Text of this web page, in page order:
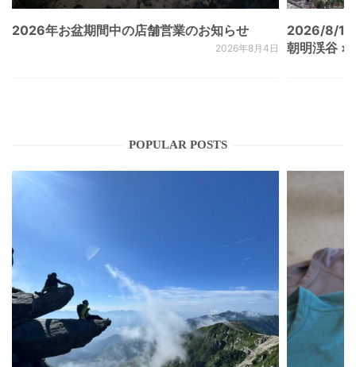
2026年お盆期間中の店舗営業のお知らせ
2026年8月4日
2026/8/
朝明渓谷 ×
POPULAR POSTS